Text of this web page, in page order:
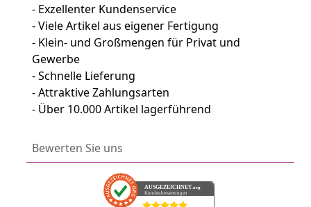
- Exzellenter Kundenservice
- Viele Artikel aus eigener Fertigung
- Klein- und Großmengen für Privat und
Gewerbe
- Schnelle Lieferung
- Attraktive Zahlungsarten
- Über 10.000 Artikel lagerführend
Bewerten Sie uns
AUSGEZEICHNET.org
Kundenbewertungen